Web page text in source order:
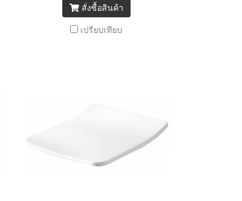
นั่งแบบปรับอุณหภูมิได้, ทั้งยังนั่ง
สบายด้วยรูปทรงฝาอีลองเกต และ
สั่งซื้อสินค้า
เปรียบเทียบ